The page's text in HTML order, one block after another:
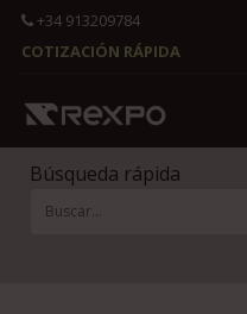
+34 913209784
COTIZACIÓN RÁPIDA
Búsqueda rápida